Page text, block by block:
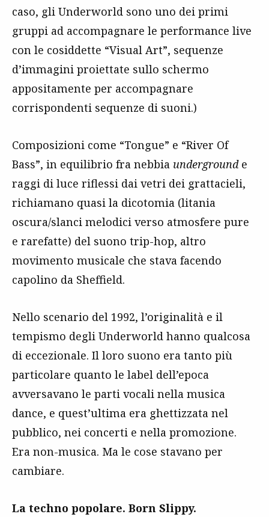
caso, gli Underworld sono uno dei primi
gruppi ad accompagnare le performance live
con le cosiddette “Visual Art”, sequenze
d’immagini proiettate sullo schermo
appositamente per accompagnare
corrispondenti sequenze di suoni.)
Composizioni come “Tongue” e “River Of
Bass”, in equilibrio fra nebbia undergrounde
raggi di luce riflessi dai vetri dei grattacieli,
richiamano quasi la dicotomia (litania
oscura/slanci melodici verso atmosfere pure
e rarefatte) del suono trip-hop, altro
movimento musicale che stava facendo
capolino da Sheffield.
Nello scenario del 1992, l’originalità e il
tempismo degli Underworld hanno qualcosa
di eccezionale. Il loro suono era tanto più
particolare quanto le label dell’epoca
avversavano le parti vocali nella musica
dance, e quest’ultima era ghettizzata nel
pubblico, nei concerti e nella promozione.
Era non-musica. Ma le cose stavano per
cambiare.
La techno popolare. Born Slippy.